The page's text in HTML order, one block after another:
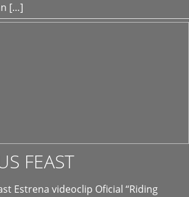
[…]
FEAST
Estrena videoclip Oficial “Riding